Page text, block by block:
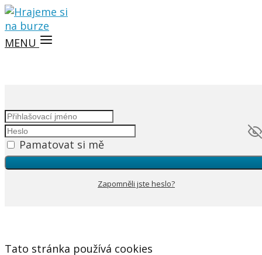
MENU
Pamatovat si mě
Zapomněli jste heslo?
Tato stránka používá cookies